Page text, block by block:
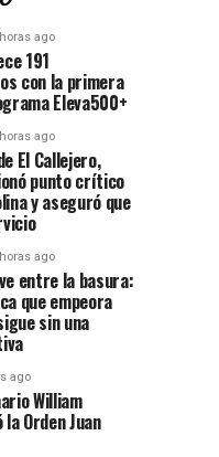
ago
191
con la primera
Eleva500+
ago
El Callejero,
punto crítico
y aseguró que
ago
entre la basura:
que empeora
sin una
ago
William
Orden Juan